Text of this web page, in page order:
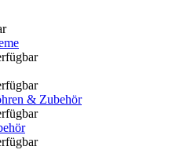
& Zubehör